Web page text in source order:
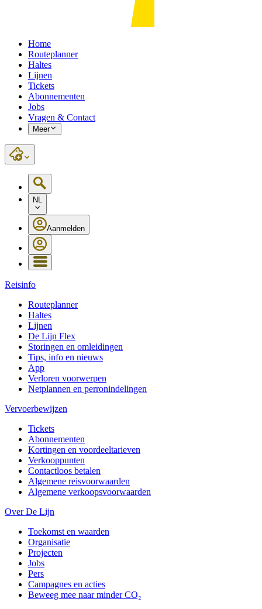
Home
Routeplanner
Haltes
Lijnen
Tickets
Abonnementen
Jobs
Vragen & Contact
Meer
NL
Aanmelden
Reisinfo
Routeplanner
Haltes
Lijnen
De Lijn Flex
Storingen en omleidingen
Tips, info en nieuws
App
Verloren voorwerpen
Netplannen en perronindelingen
Vervoerbewijzen
Tickets
Abonnementen
Kortingen en voordeeltarieven
Verkooppunten
Contactloos betalen
Algemene reisvoorwaarden
Algemene verkoopsvoorwaarden
Over De Lijn
Toekomst en waarden
Organisatie
Projecten
Jobs
Pers
Campagnes en acties
Beweeg mee naar minder CO₂